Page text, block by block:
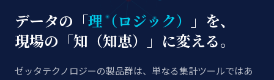
データの「理（ロジック）
」を、
現場の「知（知恵）」に変える。
ゼッタテクノロジーの製品群は、単なる集計ツールではあ